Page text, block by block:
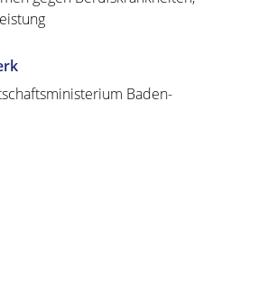
Baden-